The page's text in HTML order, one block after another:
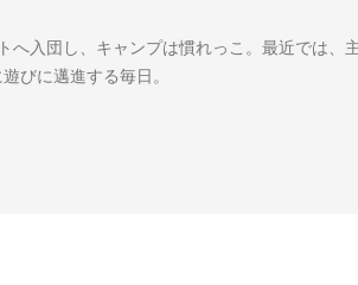
入団し、キャンプは慣れっこ。最近では
びに邁進する毎日。